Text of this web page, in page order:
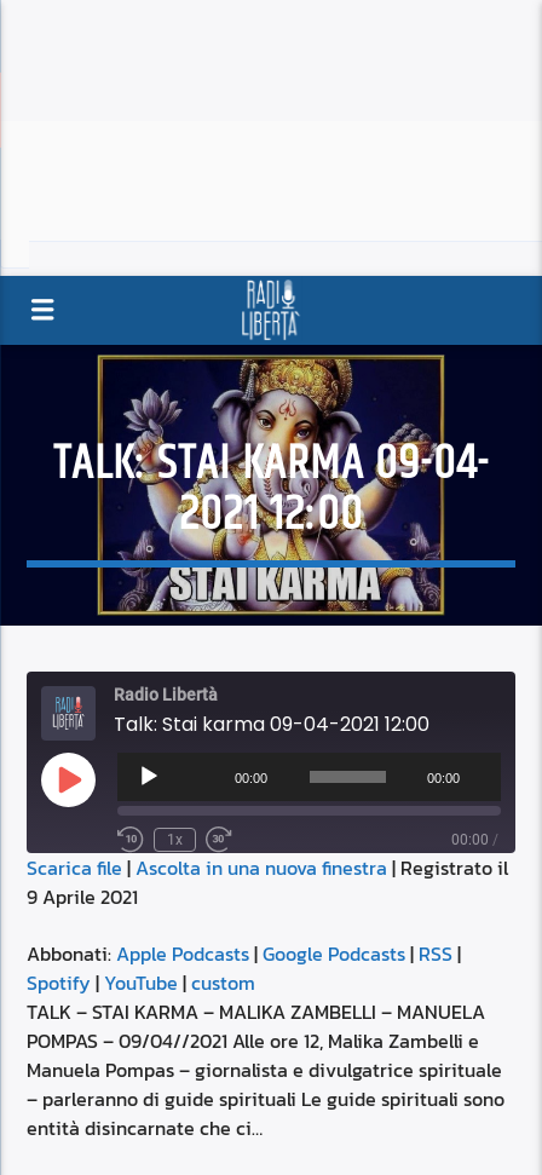
TALK: STAI KARMA 09-04-
2021 12:00
Radio Libertà
Talk: Stai karma 09-04-2021 12:00
Play
Episode
Audio
Player
00:00 00:00
1x 00:00 /
SUBSCRIBE SHARE
Apple Podcasts
YouTube
RSS FEED
SHARE
LINK
EMBED
Scarica file |Ascolta in una nuova finestra | Registrato il
9 Aprile 2021
Abbonati:Apple Podcasts|Google Podcasts| RSS|
Spotify | YouTube |custom
TALK – STAI KARMA – MALIKA ZAMBELLI – MANUELA
POMPAS – 09/04//2021 Alle ore 12, Malika Zambelli e
Manuela Pompas – giornalista e divulgatrice spirituale
– parleranno di guide spirituali Le guide spirituali sono
entità disincarnate che ci…